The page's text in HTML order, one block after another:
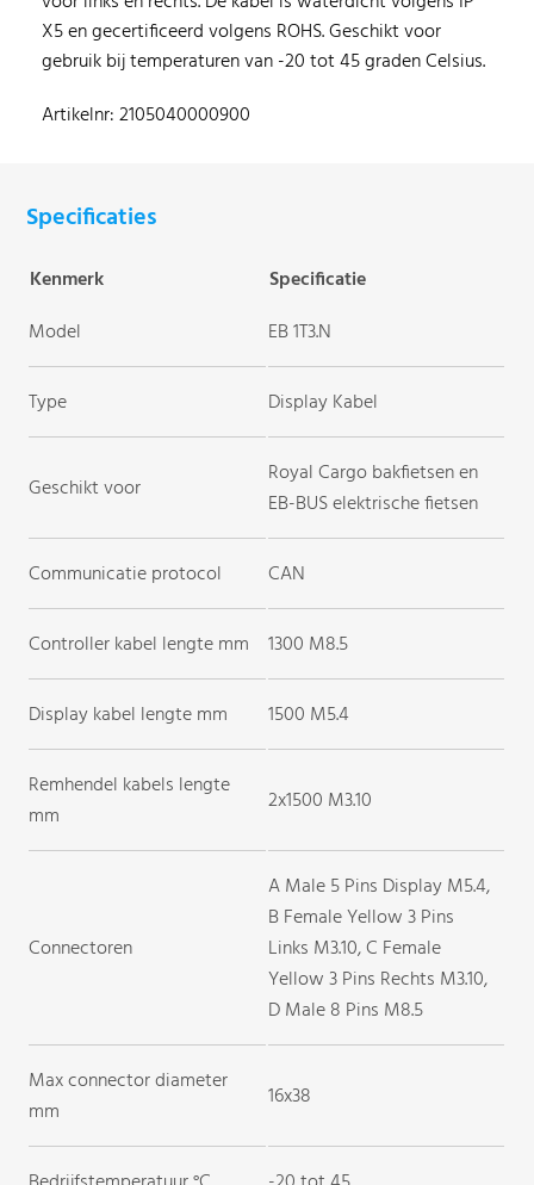
X5 en gecertificeerd volgens ROHS. Geschikt voor
gebruik bij temperaturen van -20 tot 45 graden Celsius.
Artikelnr: 2105040000900
Specificaties
Kenmerk
Specificatie
Model
EB 1T3.N
Type Display Kabel
Geschikt voor
Royal Cargo bakfietsen en
EB-BUS elektrische fietsen
Communicatie protocol CAN
Controller kabel lengte mm 1300 M8.5
Display kabel lengte mm 1500 M5.4
Remhendel kabels lengte
mm
2x1500 M3.10
Connectoren
A Male 5 Pins Display M5.4,
B Female Yellow 3 Pins
Links M3.10, C Female
Yellow 3 Pins Rechts M3.10,
D Male 8 Pins M8.5
Max connector diameter
mm
16x38